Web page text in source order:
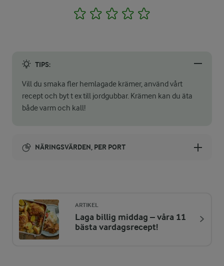
1 2 3 4
TIPS:
Vill du smaka fler hemlagade krämer, använd vårt
recept och byt t ex till jordgubbar. Krämen kan du äta
både varm och kall!
NÄRINGSVÄRDEN, PER PORT
ENERGIDISTRIBUTION %
NÄRINGSVÄRDEN PER PORT
ARTIKEL
Laga billig middag – våra 11
bästa vardagsrecept!